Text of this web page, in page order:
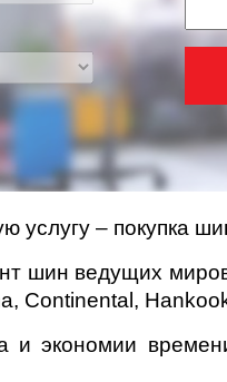
услугу – покупка
шин ведущих
Continental,
экономии